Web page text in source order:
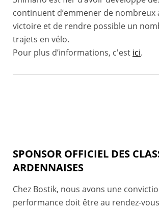
continuent d’emmener de nombreux
victoire et de rendre possible un
trajets en vélo.
Pour plus d’informations, c'est ici.
SPONSOR OFFICIEL DES
ARDENNAISES
Chez Bostik, nous avons une
performance doit être au rendez-